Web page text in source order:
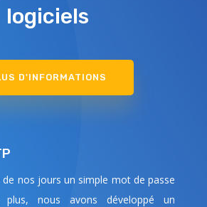
logiciels
D'INFORMATIONS
de nos jours un simple mot de passe
nous avons développé un